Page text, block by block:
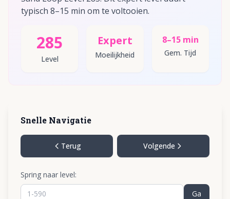
typisch 8–15 min om te voltooien.
285
Level
Expert
Moeilijkheid
8–15 min
Gem. Tijd
Snelle Navigatie
Terug Volgende
Spring naar level:
Ga